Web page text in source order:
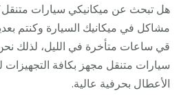
هل تبحث عن ميكانيكي سيارات
مشاكل في ميكانيك السيارة وكنتم
قي ساعات متأخرة في الليل، لذلك
سيارات متنقل مجهز بكافة التجهيزات
الأعطال بحرفية عالية.